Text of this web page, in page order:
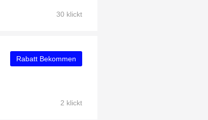
30 klickt
Rabatt Bekommen
2 klickt